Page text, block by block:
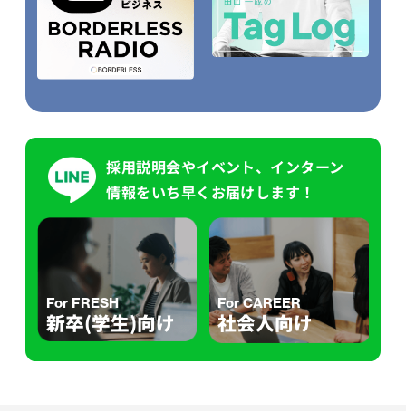
採用説明会やイベント、インターン
情報をいち早くお届けします！
For FRESH
新卒(学生)向け
For CAREER
社会人向け